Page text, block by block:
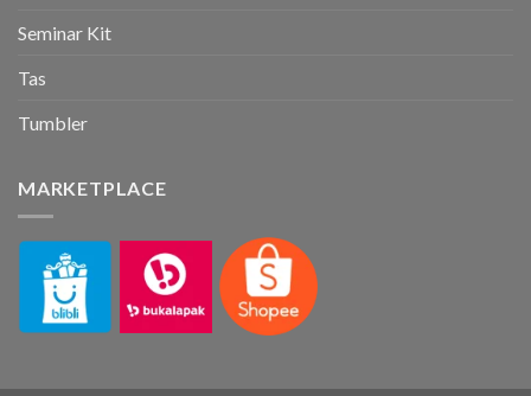
Seminar Kit
Tas
Tumbler
MARKETPLACE